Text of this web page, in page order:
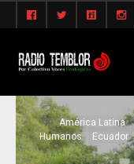
América Latina
Humanos
Ecuador